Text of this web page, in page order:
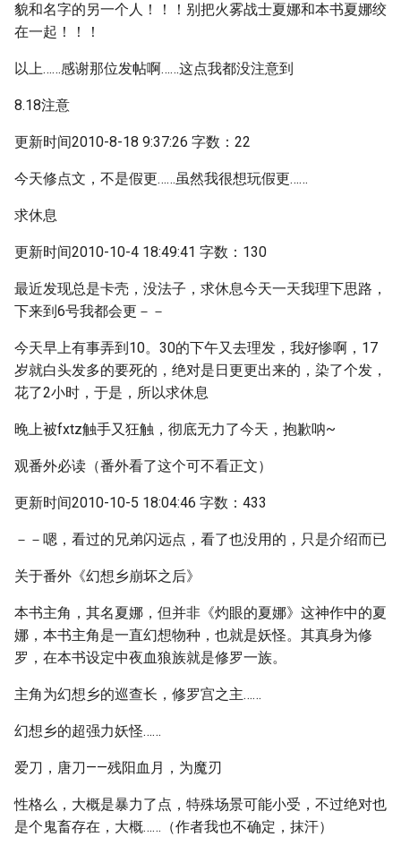
貌和名字的另一个人！！！别把火雾战士夏娜和本书夏娜绞
在一起！！！
以上……感谢那位发帖啊……这点我都没注意到
8.18注意
更新时间2010-8-18 9:37:26 字数：22
今天修点文，不是假更……虽然我很想玩假更……
求休息
更新时间2010-10-4 18:49:41 字数：130
最近发现总是卡壳，没法子，求休息今天一天我理下思路，
下来到6号我都会更－－
今天早上有事弄到10。30的下午又去理发，我好惨啊，17
岁就白头发多的要死的，绝对是日更更出来的，染了个发，
花了2小时，于是，所以求休息
晚上被fxtz触手又狂触，彻底无力了今天，抱歉呐~
观番外必读（番外看了这个可不看正文）
更新时间2010-10-5 18:04:46 字数：433
－－嗯，看过的兄弟闪远点，看了也没用的，只是介绍而已
关于番外《幻想乡崩坏之后》
本书主角，其名夏娜，但并非《灼眼的夏娜》这神作中的夏
娜，本书主角是一直幻想物种，也就是妖怪。其真身为修
罗，在本书设定中夜血狼族就是修罗一族。
主角为幻想乡的巡查长，修罗宫之主……
幻想乡的超强力妖怪……
爱刀，唐刀——残阳血月，为魔刃
性格么，大概是暴力了点，特殊场景可能小受，不过绝对也
是个鬼畜存在，大概……（作者我也不确定，抹汗）